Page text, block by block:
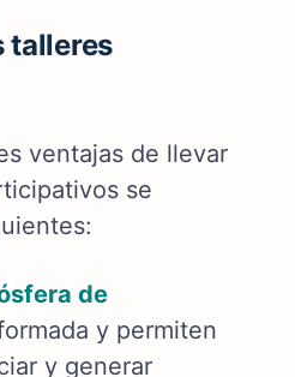
talleres
ventajas de llevar
se
de
y permiten
y generar